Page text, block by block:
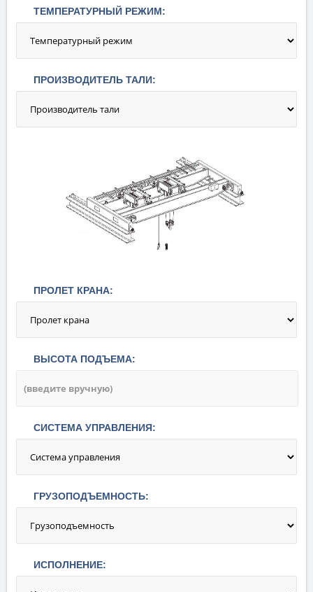
ТЕМПЕРАТУРНЫЙ РЕЖИМ:
ПРОИЗВОДИТЕЛЬ ТАЛИ:
ПРОЛЕТ КРАНА:
ВЫСОТА ПОДЪЕМА:
СИСТЕМА УПРАВЛЕНИЯ:
ГРУЗОПОДЪЕМНОСТЬ:
ИСПОЛНЕНИЕ: